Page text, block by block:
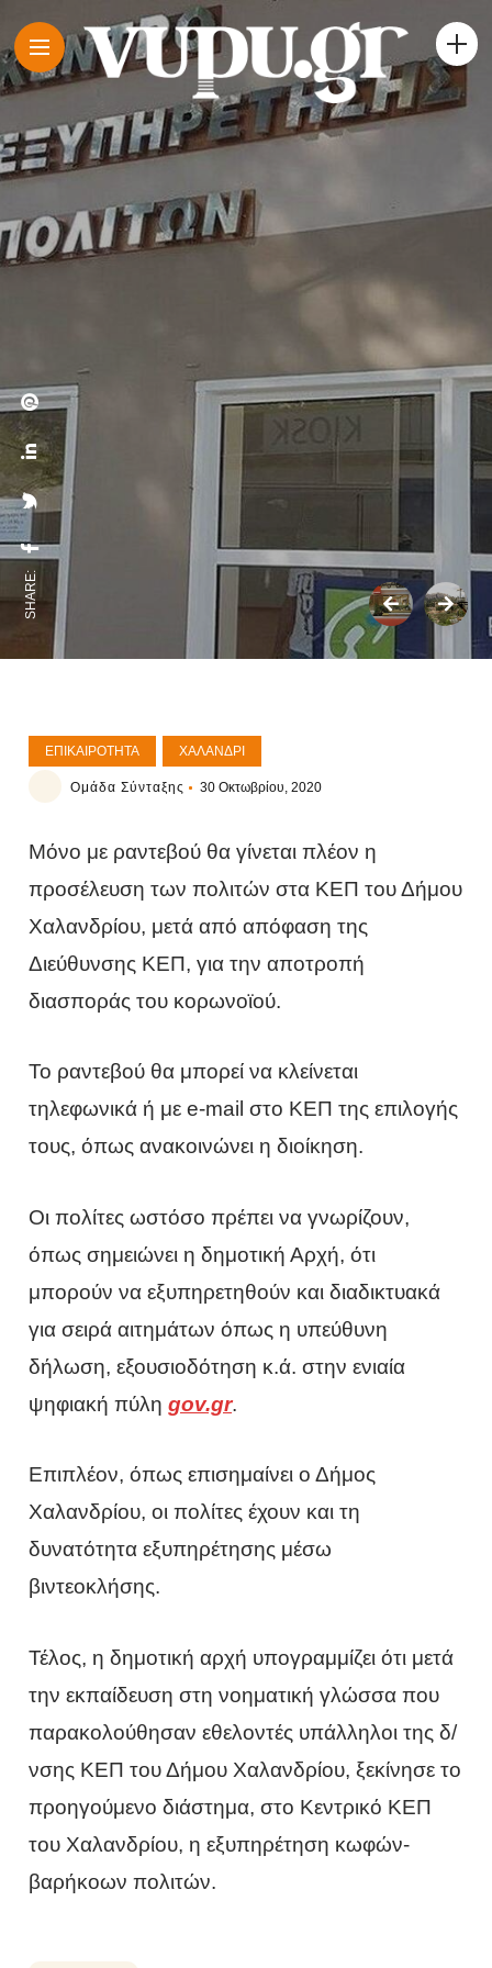
SHARE:
ΕΠΙΚΑΙΡΌΤΗΤΑ ΧΑΛΆΝΔΡΙ
Ομάδα Σύνταξης 30 Οκτωβρίου, 2020
Μόνο με ραντεβού θα γίνεται πλέον η
προσέλευση των πολιτών στα ΚΕΠ του Δήμου
Χαλανδρίου, μετά από απόφαση της
Διεύθυνσης ΚΕΠ, για την αποτροπή
διασποράς του κορωνοϊού.
Το ραντεβού θα μπορεί να κλείνεται
τηλεφωνικά ή με e-mail στο ΚΕΠ της επιλογής
τους, όπως ανακοινώνει η διοίκηση.
Οι πολίτες ωστόσο πρέπει να γνωρίζουν,
όπως σημειώνει η δημοτική Αρχή, ότι
μπορούν να εξυπηρετηθούν και διαδικτυακά
για σειρά αιτημάτων όπως η υπεύθυνη
δήλωση, εξουσιοδότηση κ.ά. στην ενιαία
ψηφιακή πύληgov.gr.
Επιπλέον, όπως επισημαίνει ο Δήμος
Χαλανδρίου, οι πολίτες έχουν και τη
δυνατότητα εξυπηρέτησης μέσω
βιντεοκλήσης.
Τέλος, η δημοτική αρχή υπογραμμίζει ότι μετά
την εκπαίδευση στη νοηματική γλώσσα που
παρακολούθησαν εθελοντές υπάλληλοι της δ/
νσης ΚΕΠ του Δήμου Χαλανδρίου, ξεκίνησε το
προηγούμενο διάστημα, στο Κεντρικό ΚΕΠ
του Χαλανδρίου, η εξυπηρέτηση κωφών-
βαρήκοων πολιτών.